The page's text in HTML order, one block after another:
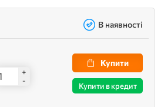
В наявності
+
-
Купити
Купити в кредит